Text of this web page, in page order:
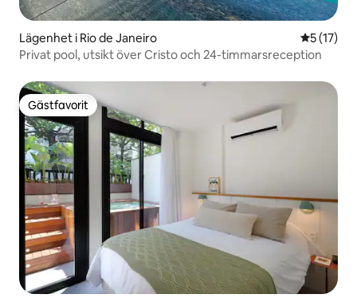
Lägenhet i Rio de Janeiro 5 av 5 i
5 (17)
Privat pool, utsikt över Cristo och 24-timmarsreception
Gästfavorit
Gästfavorit